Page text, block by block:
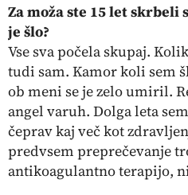
Za moža ste 15 let skrbeli
je šlo?
Vse sva počela skupaj.
tudi sam. Kamor koli sem
ob meni se je zelo umiril.
angel varuh. Dolga leta
čeprav kaj več kot
predvsem preprečevanje
antikoagulantno terapijo,